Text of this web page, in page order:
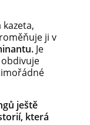
ji v
Je
ještě
která